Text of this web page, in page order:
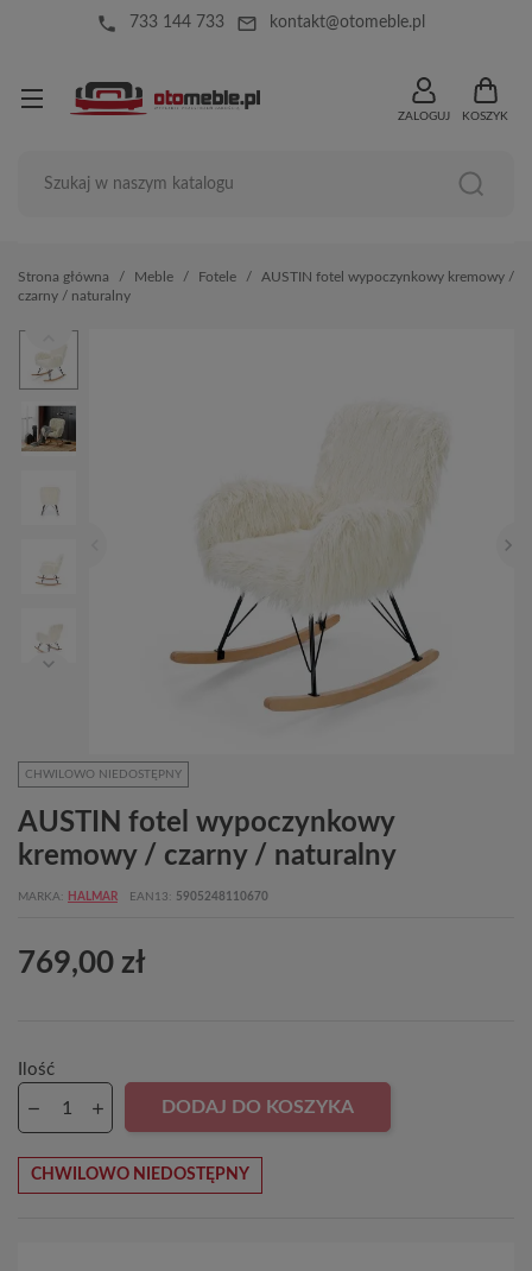
local_phone 733 144 733 mail_outline kontakt@otomeble.pl
ZALOGUJ KOSZYK
Strona główna Meble Fotele
AUSTIN fotel wypoczynkowy kremowy /
czarny / naturalny
CHWILOWO NIEDOSTĘPNY
AUSTIN fotel wypoczynkowy
kremowy / czarny / naturalny
MARKA HALMAR EAN13 5905248110670
769,00 zł
Ilość
DODAJ DO KOSZYKA
CHWILOWO NIEDOSTĘPNY